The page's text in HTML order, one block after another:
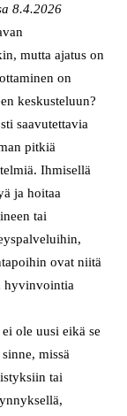
8.4.2026
mutta ajatus on
on
keskusteluun?
saavutettavia
pitkiä
Ihmisellä
ja hoitaa
tai
ovat niitä
hyvinvointia
ole uusi eikä se
missä
tai